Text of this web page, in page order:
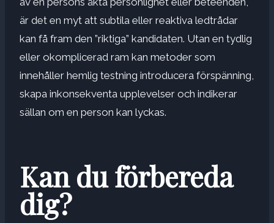
är det en myt att subtila eller reaktiva ledtrådar
kan få fram den ”riktiga” kandidaten. Utan en tydlig
eller okomplicerad ram kan metoder som
innehåller hemlig testning introducera förspänning,
skapa inkonsekventa upplevelser och indikerar
sällan om en person kan lyckas.
Kan du förbereda
dig?